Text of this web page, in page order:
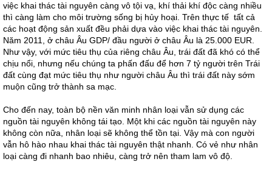
việc khai thác tài nguyên càng vô tội vạ, khí thải khí độc càng nhiều
thì càng làm cho môi trường sống bị hủy hoại. Trên thực tế tất cả
các hoạt động sản xuất đều phải dựa vào việc khai thác tài nguyên.
Năm 2011, ở châu Âu GDP/ đầu người ở châu Âu là 25.000 EUR.
Như vậy, với mức tiêu thụ của riêng châu Âu, trái đất đã khó có thể
chịu nổi, nhưng nếu chúng ta phấn đấu để hơn 7 tỷ người trên Trái
đất cùng đạt mức tiêu thụ như người châu Âu thì trái đất này sớm
muộn cũng trở thành sa mạc.
Cho đến nay, toàn bộ nền văn minh nhân loại vẫn sử dụng các
nguồn tài nguyên không tái tạo. Một khi các nguồn tài nguyên này
không còn nữa, nhân loại sẽ không thể tồn tại. Vậy mà con người
vẫn hô hào nhau khai thác tài nguyên thật nhanh. Có vẻ như nhân
loại càng đi nhanh bao nhiêu, càng trở nên tham lam vô độ.